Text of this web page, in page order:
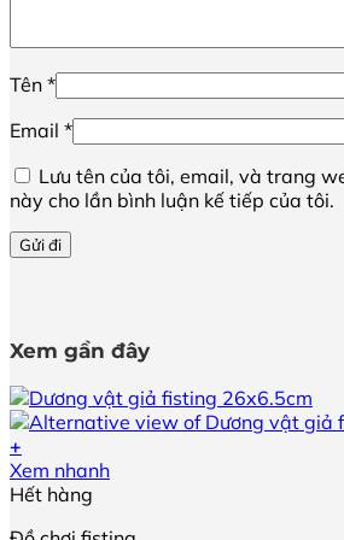
Tên *
Email *
Lưu tên của tôi, email, và trang
này cho lần bình luận kế tiếp của tôi.
Xem gần đây
+
Sản
phẩm
Xem nhanh
Hết hàng